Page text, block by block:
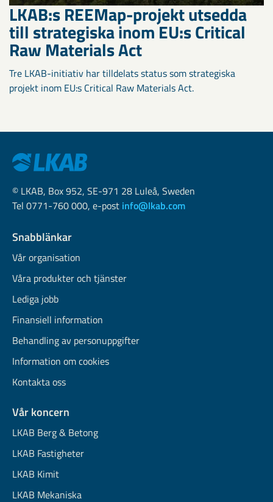
LKAB:s REEMap-projekt utsedda
till strategiska inom EU:s Critical
Raw Materials Act
Tre LKAB-initiativ har tilldelats status som strategiska
projekt inom EU:s Critical Raw Materials Act.
© LKAB, Box 952, SE-971 28 Luleå, Sweden
Tel 0771-760 000, e-post info@lkab.com
Snabblänkar
Vår organisation
Våra produkter och tjänster
Lediga jobb
Finansiell information
Behandling av personuppgifter
Information om cookies
Kontakta oss
Vår koncern
LKAB Berg & Betong
LKAB Fastigheter
LKAB Kimit
LKAB Mekaniska